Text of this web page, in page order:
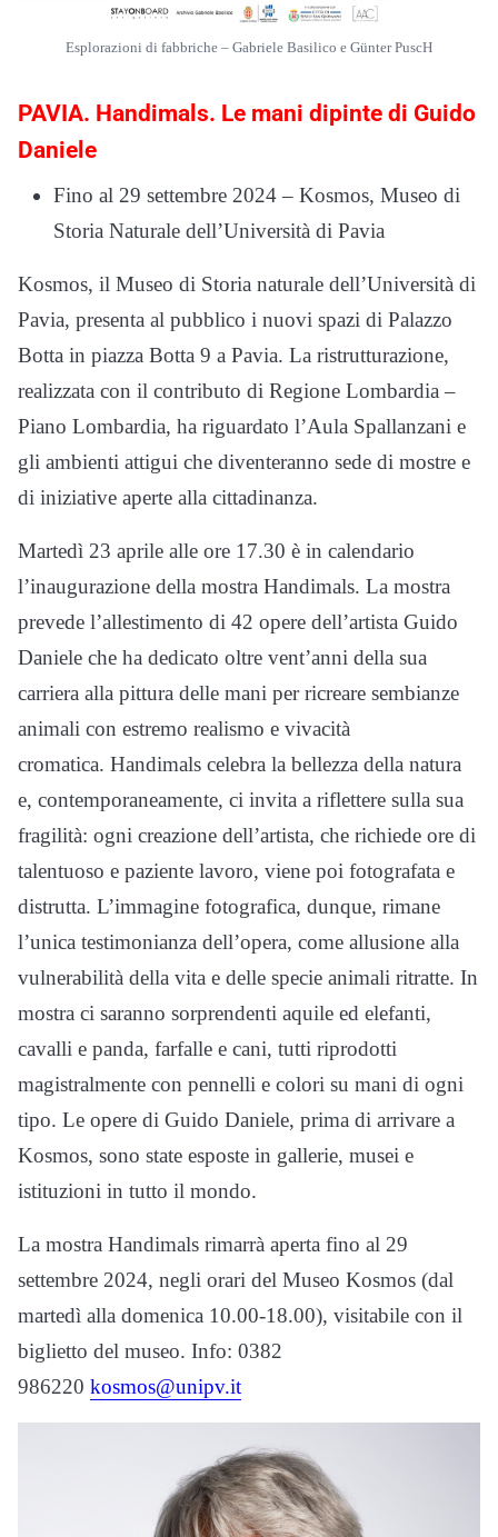
Esplorazioni di fabbriche – Gabriele Basilico e Günter PuscH
PAVIA. Handimals. Le mani dipinte di Guido
Daniele
Fino al 29 settembre 2024 – Kosmos, Museo di
Storia Naturale dell’Università di Pavia
Kosmos, il Museo di Storia naturale dell’Università di
Pavia, presenta al pubblico i nuovi spazi di Palazzo
Botta in piazza Botta 9 a Pavia. La ristrutturazione,
realizzata con il contributo di Regione Lombardia –
Piano Lombardia, ha riguardato l’Aula Spallanzani e
gli ambienti attigui che diventeranno sede di mostre e
di iniziative aperte alla cittadinanza.
Martedì 23 aprile alle ore 17.30 è in calendario
l’inaugurazione della mostra Handimals. La mostra
prevede l’allestimento di 42 opere dell’artista Guido
Daniele che ha dedicato oltre vent’anni della sua
carriera alla pittura delle mani per ricreare sembianze
animali con estremo realismo e vivacità
cromatica. Handimals celebra la bellezza della natura
e, contemporaneamente, ci invita a riflettere sulla sua
fragilità: ogni creazione dell’artista, che richiede ore di
talentuoso e paziente lavoro, viene poi fotografata e
distrutta. L’immagine fotografica, dunque, rimane
l’unica testimonianza dell’opera, come allusione alla
vulnerabilità della vita e delle specie animali ritratte. In
mostra ci saranno sorprendenti aquile ed elefanti,
cavalli e panda, farfalle e cani, tutti riprodotti
magistralmente con pennelli e colori su mani di ogni
tipo. Le opere di Guido Daniele, prima di arrivare a
Kosmos, sono state esposte in gallerie, musei e
istituzioni in tutto il mondo.
La mostra Handimals rimarrà aperta fino al 29
settembre 2024, negli orari del Museo Kosmos (dal
martedì alla domenica 10.00-18.00), visitabile con il
biglietto del museo. Info: 0382
986220 kosmos@unipv.it